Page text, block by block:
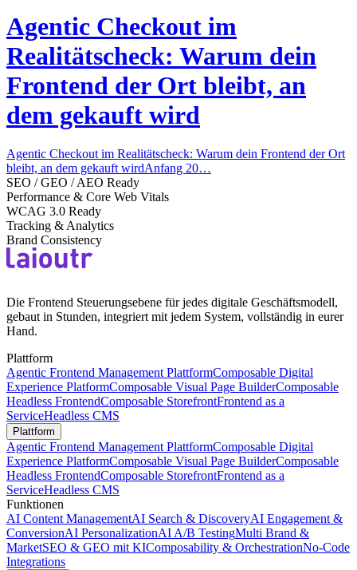
Agentic Checkout im
Realitätscheck: Warum dein
Frontend der Ort bleibt, an
dem gekauft wird
Agentic Checkout im Realitätscheck: Warum dein Frontend der Ort
bleibt, an dem gekauft wirdAnfang 20…
SEO / GEO / AEO Ready
Performance & Core Web Vitals
WCAG 3.0 Ready
Tracking & Analytics
Brand Consistency
Die Frontend Steuerungsebene für jedes digitale Geschäftsmodell,
gebaut in Stunden, integriert mit jedem System, vollständig in eurer
Hand.
Plattform
Agentic Frontend Management PlattformComposable Digital
Experience PlatformComposable Visual Page BuilderComposable
Headless FrontendComposable StorefrontFrontend as a
ServiceHeadless CMS
Plattform
Agentic Frontend Management PlattformComposable Digital
Experience PlatformComposable Visual Page BuilderComposable
Headless FrontendComposable StorefrontFrontend as a
ServiceHeadless CMS
Funktionen
AI Content ManagementAI Search & DiscoveryAI Engagement &
ConversionAI PersonalizationAI A/B TestingMulti Brand &
MarketSEO & GEO mit KIComposability & OrchestrationNo-Code
Integrations